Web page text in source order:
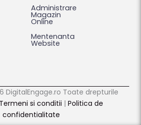
Administrare
Magazin
Online
Mentenanta
Website
DigitalEngage.ro Toate drepturile
Termeni si conditii | Politica de
confidentialitate